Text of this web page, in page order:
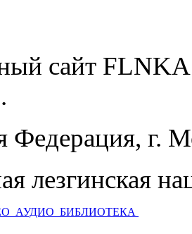
сайт
Федерация, г.
лезгинская
АУДИО БИБЛИОТЕКА